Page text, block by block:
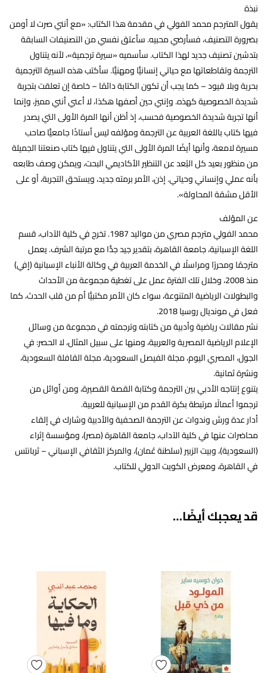
نبذة
يقول المترجم محمد الفولي في مقدمة هذا الكتاب: «مع أنني صرت لا أومن
بضرورة التصنيف، فسأرضي محبيه. سأعتق نفسي من التصنيفات السابقة
بتدشين تصنيف جديد لهذا الكتاب. سأسميه «سيرة ترجمية»، لأنه يتناول
الترجمة وتقاطعاتها مع حياتي إنسانيًّا ومهنيًّا. سأكتب هذه السيرة الترجمية
بحرية وبلا قيود – كما يجب أن تكون الكتابة دائمًا – خاصة إن تعلقت بتجربة
شديدة الخصوصية كهذه. وإنني حين أصفها هكذا، لا أعني أنني مميز، وإنما
أنها تجربة شديدة الخصوصية فحسب، إذ أظن أنها المرة الأولى التي يصدر
فيها كتاب باللغة العربية عن الترجمة ومؤلفه ليس أستاذًا جامعيًّا صاحب
مسيرة لامعة، وأنها أيضًا المرة الأولى التي يتناول فيها كتاب صنعتنا الجميلة
من منظور بعيد كل البُعد عن التنظير الأكاديمي البحت، ويمكن وصف طابعه
بأنه عملي وإنساني وحياتي. إذن، الأمر برمته جديد، ويستحق التجربة، أو على
الأقل مشقة المحاولة».
عن المؤلف
محمد الفولي مترجم مصري من مواليد 1987. تخرج في كلية الآداب، قسم
اللغة الإسبانية، جامعة القاهرة، بتقدير جيد جدًّا مع مرتبة الشرف. يعمل
مترجمًا ومحررًا ومراسلًا في الخدمة العربية في وكالة الأنباء الإسبانية (إفي)
منذ 2008، وخلال تلك الفترة عمل على تغطية مجموعة من الأحداث
والبطولات الرياضية المتنوعة، سواء كان الأمر مكتبيًّا أم من قلب الحدث، كما
فعل في مونديال روسيا 2018.
نشر مقالات رياضية وأدبية من كتابته وترجمته في مجموعة من وسائل
الإعلام الرياضية المصرية والعربية، ومنها على سبيل المثال، لا الحصر: في
الجول، المصري اليوم، مجلة الفيصل السعودية، مجلة القافلة السعودية،
ونشرة ثمانية.
يتنوع إنتاجه الأدبي بين الترجمة وكتابة القصة القصيرة، ومن أوائل من
ترجموا أعمالًا مرتبطة بكرة القدم من الإسبانية للعربية.
أدار عدة ورش وندوات عن الترجمة الصحفية والأدبية وشارك في إلقاء
محاضرات عنها في كلية الآداب، جامعة القاهرة (مصر)، ومؤسسة إثراء
(السعودية)، وبيت الزبير (سلطنة عُمان)، والمركز الثقافي الإسباني – ثربانتس
في القاهرة، ومعرض الكويت الدولي للكتاب.
قد يعجبك أيضًا…